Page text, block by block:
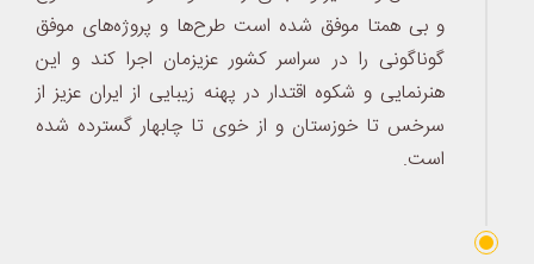
و بی همتا موفق شده است طرح‌ها و پروژه‌های موفق
گوناگونی را در سراسر کشور عزیزمان اجرا کند و این
هنرنمایی و شکوه اقتدار در پهنه زیبایی از ایران عزیز از
سرخس تا خوزستان و از خوی تا چابهار گسترده شده
است.